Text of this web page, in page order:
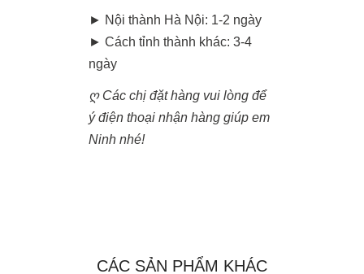
► Nội thành Hà Nội: 1-2 ngày
► Cách tỉnh thành khác: 3-4
ngày
ღ Các chị đặt hàng vui lòng để
ý điện thoại nhận hàng giúp em
Ninh nhé!
CÁC SẢN PHẨM KHÁC